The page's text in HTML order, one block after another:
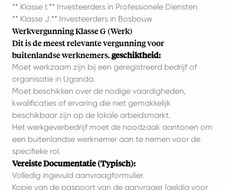
** Klasse I:** Investeerders in Professionele Diensten
** Klasse J:** Investeerders in Bosbouw
Werkvergunning Klasse G (Werk)
Dit is de meest relevante vergunning voor
buitenlandse werknemers.geschiktheid:
Moet werkzaam zijn bij een geregistreerd bedrijf of
organisatie in Uganda.
Moet beschikken over de nodige vaardigheden,
kwalificaties of ervaring die niet gemakkelijk
beschikbaar zijn op de lokale arbeidsmarkt.
Het werkgeverbedrijf moet de noodzaak aantonen om
een buitenlandse werknemer aan te nemen voor de
specifieke rol.
Vereiste Documentatie (Typisch):
Volledig ingevuld aanvraagformulier.
Kopie van de paspoort van de aanvrager (geldig voor